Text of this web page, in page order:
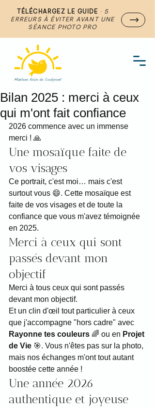
TÉLÉCHARGEZ LE GUIDE · 5
ERREURS À ÉVITER AVANT UNE
SÉANCE PHOTO PRO
Bilan 2025 : merci à ceux
qui m'ont fait confiance
2026 commence avec un immense
merci ! 🙏
Une mosaïque faite de
vos visages
Ce portrait, c'est moi… mais c'est
surtout vous 😄. Cette mosaïque est
faite de vos visages et de toute la
confiance que vous m'avez témoignée
en 2025.
Merci à ceux qui sont
passés devant mon
objectif
Merci à tous ceux qui sont passés
devant mon objectif.
Et un clin d'œil tout particulier à ceux
que j'accompagne "hors cadre" avec
Rayonne tes couleurs 🌈 ou en Projet
de Vie 🎯. Vous n'êtes pas sur la photo,
mais nos échanges m'ont tout autant
boostée cette année !
Une année 2026
authentique et joyeuse